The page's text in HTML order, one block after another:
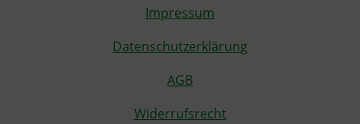
Impressum
Datenschutzerklärung
AGB
Widerrufsrecht